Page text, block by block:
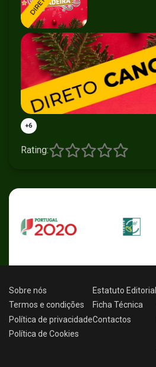
+6
Rating:
Sobre nós
Termos e condições
Política de privacidade
Política de Cookies
Estatuto Editorial
Ficha Técnica
Contactos